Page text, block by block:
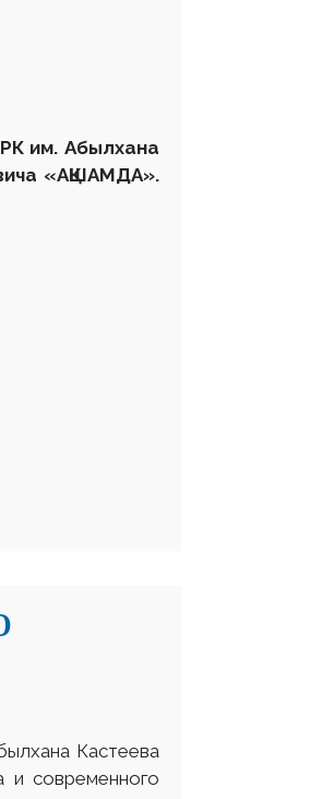
им. Абылхана
«АҚШАМДА».
Кастеева
и современного